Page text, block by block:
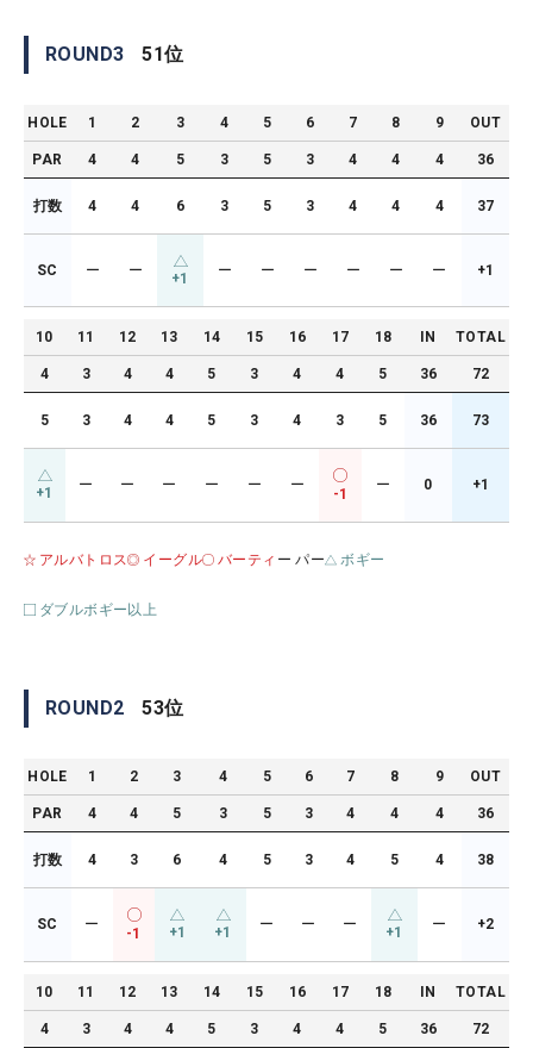
ROUND3 51位
HOLE 1 2 3 4 5 6 7 8 9 OUT
PAR 4 4 5 3 5 3 4 4 4 36
打数 4 4 6 3 5 3 4 4 4 37
SC ー ー +1 ー ー ー ー ー ー +1
10 11 12 13 14 15 16 17 18 IN TOTAL
4 3 4 4 5 3 4 4 5 36 72
5 3 4 4 5 3 4 3 5 36 73
+1 ー ー ー ー ー ー
-1
ー 0 +1
アルバトロス イーグル バーティ ー パー ボギー
ダブルボギー以上
ROUND2 53位
HOLE 1 2 3 4 5 6 7 8 9 OUT
PAR 4 4 5 3 5 3 4 4 4 36
打数 4 3 6 4 5 3 4 5 4 38
SC ー
-1 +1 +1 ー ー ー +1 ー +2
10 11 12 13 14 15 16 17 18 IN TOTAL
4 3 4 4 5 3 4 4 5 36 72